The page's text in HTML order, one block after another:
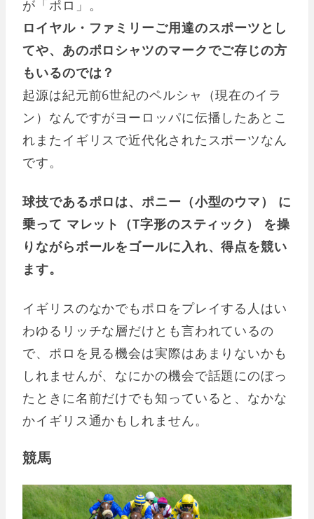
が「ポロ」。
ロイヤル・ファミリーご用達のスポーツとし
てや、あのポロシャツのマークでご存じの方
もいるのでは？
起源は紀元前6世紀のペルシャ（現在のイラ
ン）なんですがヨーロッパに伝播したあとこ
れまたイギリスで近代化されたスポーツなん
です。
球技であるポロは、ポニー（小型のウマ） に
乗って マレット（T字形のスティック） を操
りながらボールをゴールに入れ、得点を競い
ます。
イギリスのなかでもポロをプレイする人はい
わゆるリッチな層だけとも言われているの
で、ポロを見る機会は実際はあまりないかも
しれませんが、なにかの機会で話題にのぼっ
たときに名前だけでも知っていると、なかな
かイギリス通かもしれません。
競馬